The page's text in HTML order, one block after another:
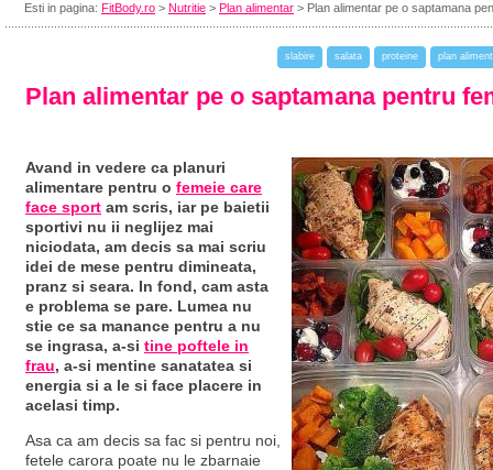
Esti in pagina: FitBody.ro > Nutritie > Plan alimentar > Plan alimentar pe o saptamana
slabire salata proteine plan
Plan alimentar pe o saptamana pentru
Avand in vedere ca planuri
alimentare pentru o femeie care
face sport am scris, iar pe baietii
sportivi nu ii neglijez mai
niciodata, am decis sa mai scriu
idei de mese pentru dimineata,
pranz si seara. In fond, cam asta
e problema se pare. Lumea nu
stie ce sa manance pentru a nu
se ingrasa, a-si tine poftele in
frau, a-si mentine sanatatea si
energia si a le si face placere in
acelasi timp.
Asa ca am decis sa fac si pentru noi,
fetele carora poate nu le zbarnaie